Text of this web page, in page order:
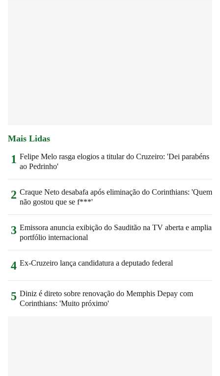
Mais Lidas
1 Felipe Melo rasga elogios a titular do Cruzeiro: 'Dei parabéns
ao Pedrinho'
2 Craque Neto desabafa após eliminação do Corinthians: 'Quem
não gostou que se f***'
3 Emissora anuncia exibição do Sauditão na TV aberta e amplia
portfólio internacional
4 Ex-Cruzeiro lança candidatura a deputado federal
5 Diniz é direto sobre renovação do Memphis Depay com
Corinthians: 'Muito próximo'